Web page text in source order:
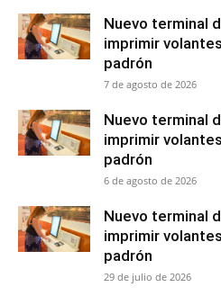
Nuevo terminal
imprimir
padrón
7 de agosto de 2026
Nuevo terminal
imprimir
padrón
6 de agosto de 2026
Nuevo terminal
imprimir
padrón
29 de julio de 2026